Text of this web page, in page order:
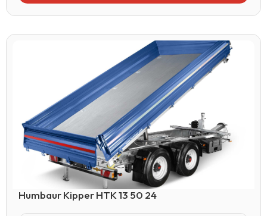
Humbaur Kipper HTK 13 50 24